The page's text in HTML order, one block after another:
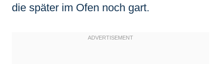
die später im Ofen noch gart.